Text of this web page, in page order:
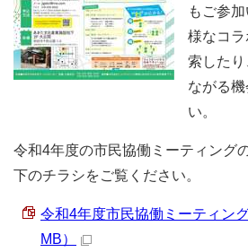
もご参
様なコ
索した
ながる
い。
令和4年度の市民協働ミーティング
下のチラシをご覧ください。
令和4年度市民協働ミーティン
MB）